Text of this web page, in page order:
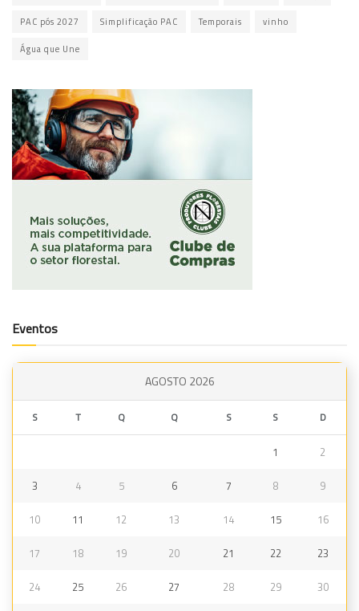
PAC pós 2027 Simplificação PAC Temporais vinho
Água que Une
Eventos
AGOSTO 2026
S T Q Q S S D
1 2
3 4 5 6 7 8 9
10 11 12 13 14 15 16
17 18 19 20 21 22 23
24 25 26 27 28 29 30